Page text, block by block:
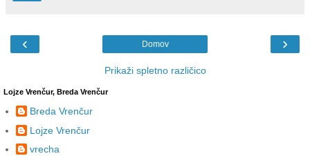
‹ ›
Domov
Prikaži spletno različico
Lojze Vrenčur, Breda Vrenčur
Breda Vrenčur
Lojze Vrenčur
vrecha